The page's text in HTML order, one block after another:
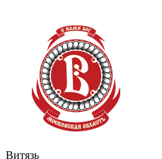
Витязь